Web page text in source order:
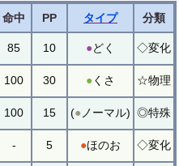
命中 PP タイプ 分類
85 10 ●どく ◇変化
100 30 ●くさ ☆物理
100 15 (● ノーマル) ◎特殊
- 5 ●ほのお ◇変化